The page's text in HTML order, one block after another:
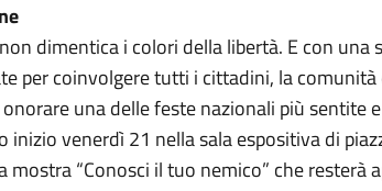
dimentica i colori della libertà. E con una
per coinvolgere tutti i cittadini, la
una delle feste nazionali più sentite
inizio venerdì 21 nella sala espositiva di
mostra “Conosci il tuo nemico” che resterà